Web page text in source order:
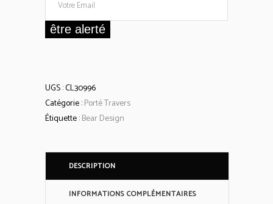
être alerté
UGS :CL30996
Catégorie :Porté Travers
Étiquette :Bear Design
DESCRIPTION
INFORMATIONS COMPLÉMENTAIRES